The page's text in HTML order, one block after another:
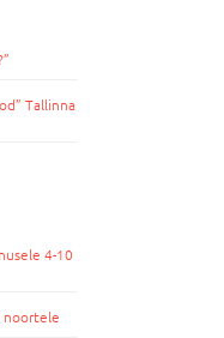
Tallinna
4-10
noortele